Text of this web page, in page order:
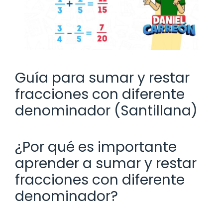
Guía para sumar y restar
fracciones con diferente
denominador (Santillana)
¿Por qué es importante
aprender a sumar y restar
fracciones con diferente
denominador?